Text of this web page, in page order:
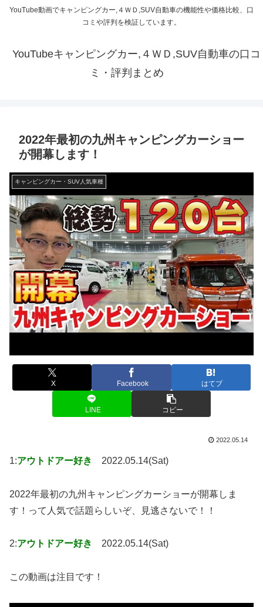
YouTube動画でキャンピングカー,４ＷＤ,SUV自動車の機能性や価格比較、口
コミや評判を検証しています。
YouTubeキャンピングカー,４ＷＤ,SUV自動車の口コ
ミ・評判まとめ
2022年最初の九州キャンピングカーショー
が開幕します！
キャンピングカー・SUV人気車種
X Facebook はてブ
LINE コピー
2022.05.14
1:アウトドアー好き 2022.05.14(Sat)
2022年最初の九州キャンピングカーショーが開幕しま
す！って人気で話題らしいぞ、見逃さないで！！
2:アウトドアー好き 2022.05.14(Sat)
この動画は注目です！